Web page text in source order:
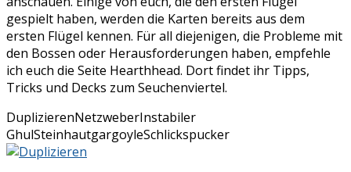
gespielt haben, werden die Karten bereits aus dem
ersten Flügel kennen. Für all diejenigen, die Probleme mit
den Bossen oder Herausforderungen haben, empfehle
ich euch die Seite Hearthhead. Dort findet ihr Tipps,
Tricks und Decks zum Seuchenviertel.
DuplizierenNetzweberInstabiler
GhulSteinhautgargoyleSchlickspucker